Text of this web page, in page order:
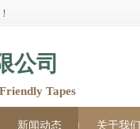
公司
Tapes
新闻动态 关于我们